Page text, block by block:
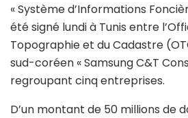
« Système d’Informations
été signé lundi à Tunis entre
Topographie et du Cadastre
sud-coréen « Samsung C&T
regroupant cinq entreprises.
D’un montant de 50 millions de